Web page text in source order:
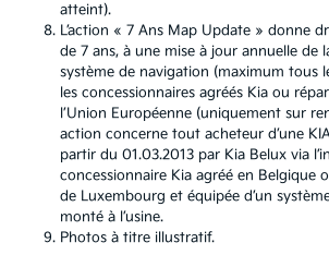
atteint).
L’action « 7 Ans Map Update » donne
de 7 ans, à une mise à jour annuelle de
système de navigation (maximum tous
les concessionnaires agréés Kia ou
l’Union Européenne (uniquement sur
action concerne tout acheteur d’une
partir du 01.03.2013 par Kia Belux via
concessionnaire Kia agréé en Belgique
de Luxembourg et équipée d’un
monté à l’usine.
Photos à titre illustratif.